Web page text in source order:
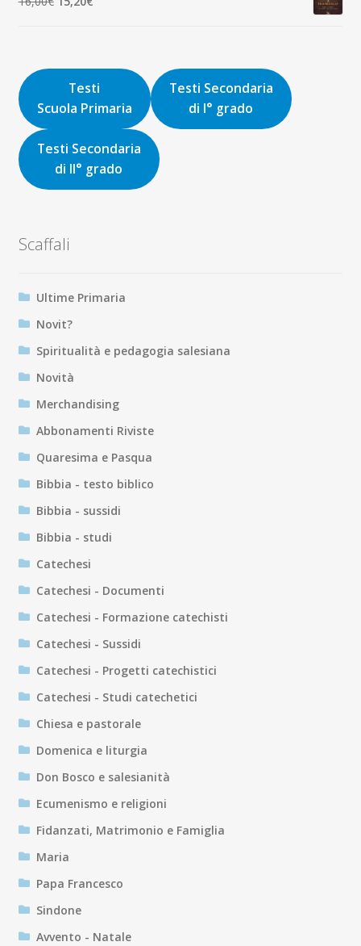
9,00€.8,55€.
16,00€.15,20€.
Testi
Scuola Primaria
Testi Secondaria
di I° grado
Testi Secondaria
di II° grado
Scaffali
Ultime Primaria
Novit?
Spiritualità e pedagogia salesiana
Novità
Merchandising
Abbonamenti Riviste
Quaresima e Pasqua
Bibbia - testo biblico
Bibbia - sussidi
Bibbia - studi
Catechesi
Catechesi - Documenti
Catechesi - Formazione catechisti
Catechesi - Sussidi
Catechesi - Progetti catechistici
Catechesi - Studi catechetici
Chiesa e pastorale
Domenica e liturgia
Don Bosco e salesianità
Ecumenismo e religioni
Fidanzati, Matrimonio e Famiglia
Maria
Papa Francesco
Sindone
Avvento - Natale